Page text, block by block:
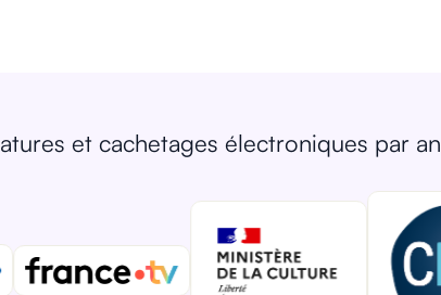
et cachetages électroniques par an